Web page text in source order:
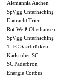
Alemannia Aachen
SpVgg Unterhaching
Eintracht Trier
Rot-Weiß Oberhausen
SpVgg Unterhaching
1. FC Saarbrücken
Karlsruher SC
SC Paderbron
Energie Cottbus